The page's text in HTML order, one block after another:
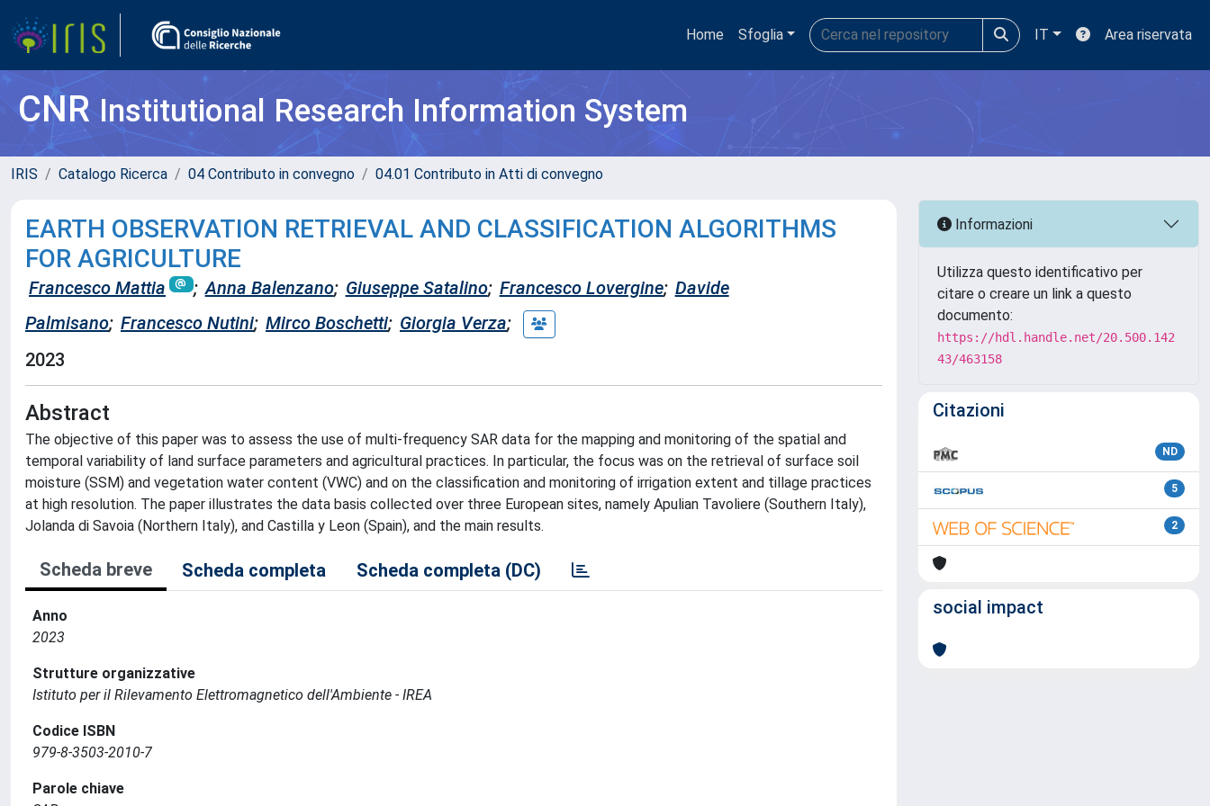
Home Sfoglia IT Area riservata
CNRInstitutional Research Information System
IRIS Catalogo Ricerca 04 Contributo in convegno 04.01 Contributo in Atti di convegno
EARTH OBSERVATION RETRIEVAL AND CLASSIFICATION ALGORITHMS
FOR AGRICULTURE
Francesco Mattia ; Anna Balenzano; Giuseppe Satalino; Francesco Lovergine; Davide
Palmisano; Francesco Nutini; Mirco Boschetti; Giorgia Verza;
2023
Abstract
The objective of this paper was to assess the use of multi-frequency SAR data for the mapping and monitoring of the spatial and
temporal variability of land surface parameters and agricultural practices. In particular, the focus was on the retrieval of surface soil
moisture (SSM) and vegetation water content (VWC) and on the classification and monitoring of irrigation extent and tillage practices
at high resolution. The paper illustrates the data basis collected over three European sites, namely Apulian Tavoliere (Southern Italy),
Jolanda di Savoia (Northern Italy), and Castilla y Leon (Spain), and the main results.
Scheda breve Scheda completa Scheda completa (DC)
Anno
2023
Strutture organizzative
Istituto per il Rilevamento Elettromagnetico dell'Ambiente - IREA
Codice ISBN
979-8-3503-2010-7
Parole chiave
Informazioni
Utilizza questo identificativo per
citare o creare un link a questo
documento:
https://hdl.handle.net/20.500.142
43/463158
Citazioni
ND
5
2
social impact